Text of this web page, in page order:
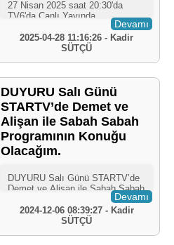
Devamı
2025-04-28 11:16:26 - Kadir
SÜTÇÜ
DUYURU Salı Günü
STARTV’de Demet ve
Alişan ile Sabah Sabah
Programının Konuğu
Olacağım.
Devamı
2024-12-06 08:39:27 - Kadir
SÜTÇÜ